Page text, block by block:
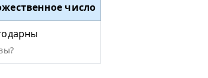
число